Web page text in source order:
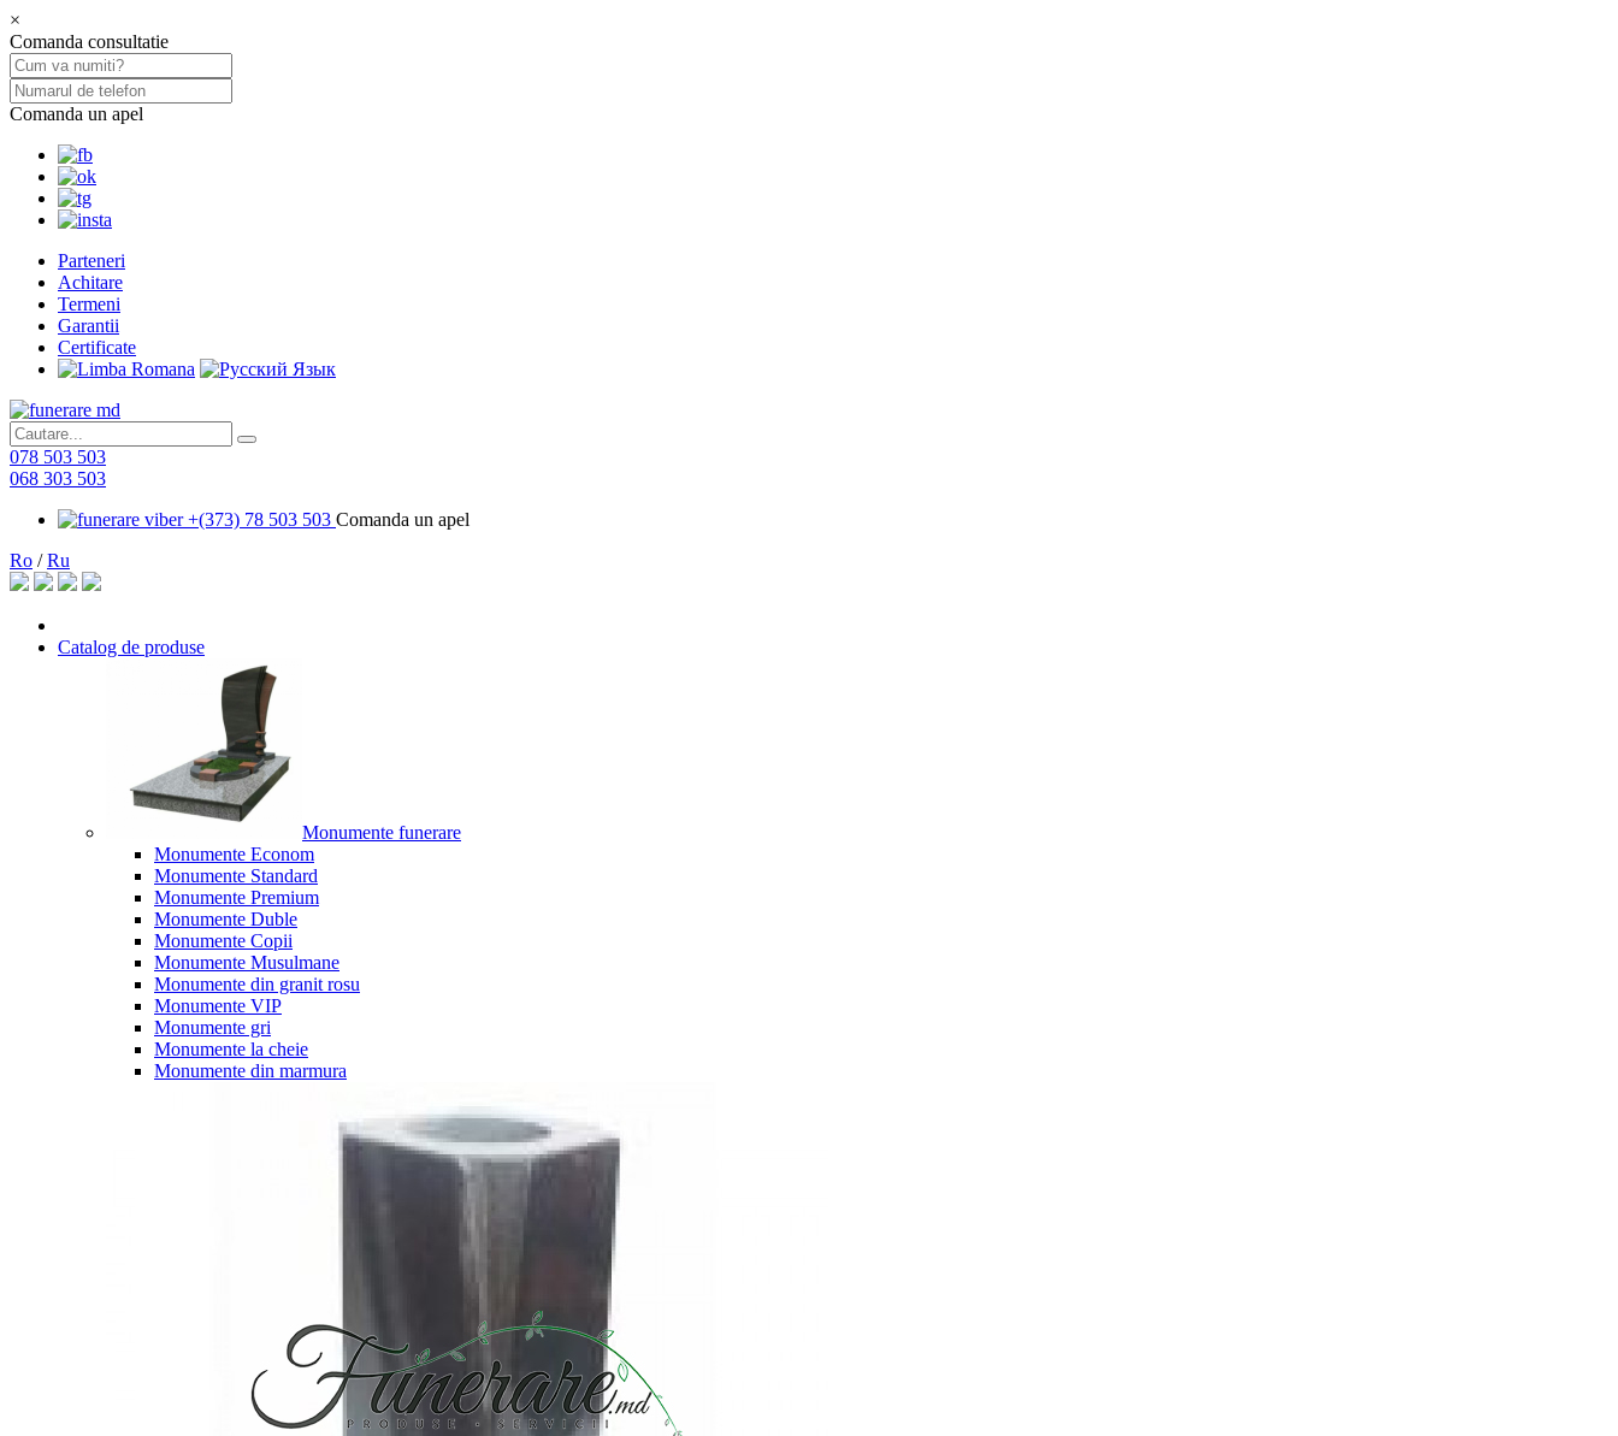
×
Comanda consultatie
Comanda un apel
Parteneri
Achitare
Termeni
Garantii
Certificate
078 503 503
068 303 503
+(373) 78 503 503 Comanda un apel
Ro /Ru
Catalog de produse
Monumente funerare
Monumente Econom
Monumente Standard
Monumente Premium
Monumente Duble
Monumente Copii
Monumente Musulmane
Monumente din granit rosu
Monumente VIP
Monumente gri
Monumente la cheie
Monumente din marmura